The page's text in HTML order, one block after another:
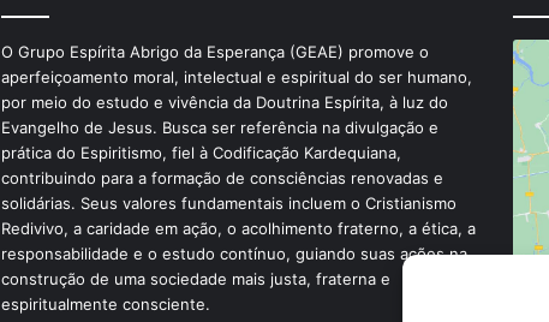
O Grupo Espírita Abrigo da Esperança (GEAE) promove o
aperfeiçoamento moral, intelectual e espiritual do ser humano,
por meio do estudo e vivência da Doutrina Espírita, à luz do
Evangelho de Jesus. Busca ser referência na divulgação e
prática do Espiritismo, fiel à Codificação Kardequiana,
contribuindo para a formação de consciências renovadas e
solidárias. Seus valores fundamentais incluem o Cristianismo
Redivivo, a caridade em ação, o acolhimento fraterno, a ética, a
responsabilidade e o estudo contínuo, guiando suas ações na
construção de uma sociedade mais justa, fraterna e
espiritualmente consciente.